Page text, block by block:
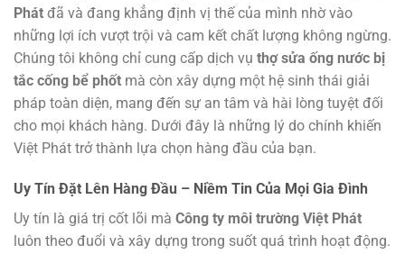
Phát đã và đang khẳng định vị thế của mình nhờ vào
những lợi ích vượt trội và cam kết chất lượng không ngừng.
Chúng tôi không chỉ cung cấp dịch vụ thợ sửa ống nước bị
tắc cống bể phốt mà còn xây dựng một hệ sinh thái giải
pháp toàn diện, mang đến sự an tâm và hài lòng tuyệt đối
cho mọi khách hàng. Dưới đây là những lý do chính khiến
Việt Phát trở thành lựa chọn hàng đầu của bạn.
Uy Tín Đặt Lên Hàng Đầu – Niềm Tin Của Mọi Gia Đình
Uy tín là giá trị cốt lõi mà Công ty môi trường Việt Phát
luôn theo đuổi và xây dựng trong suốt quá trình hoạt động.